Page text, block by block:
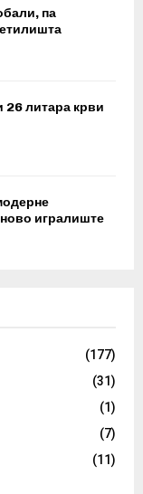
па
литара крви
игралиште
(177)
(31)
(1)
(7)
(11)